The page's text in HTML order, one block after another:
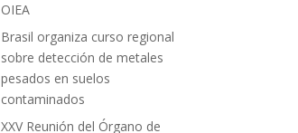
OIEA
Brasil organiza curso regional
sobre detección de metales
pesados en suelos
contaminados
XXV Reunión del Órgano de